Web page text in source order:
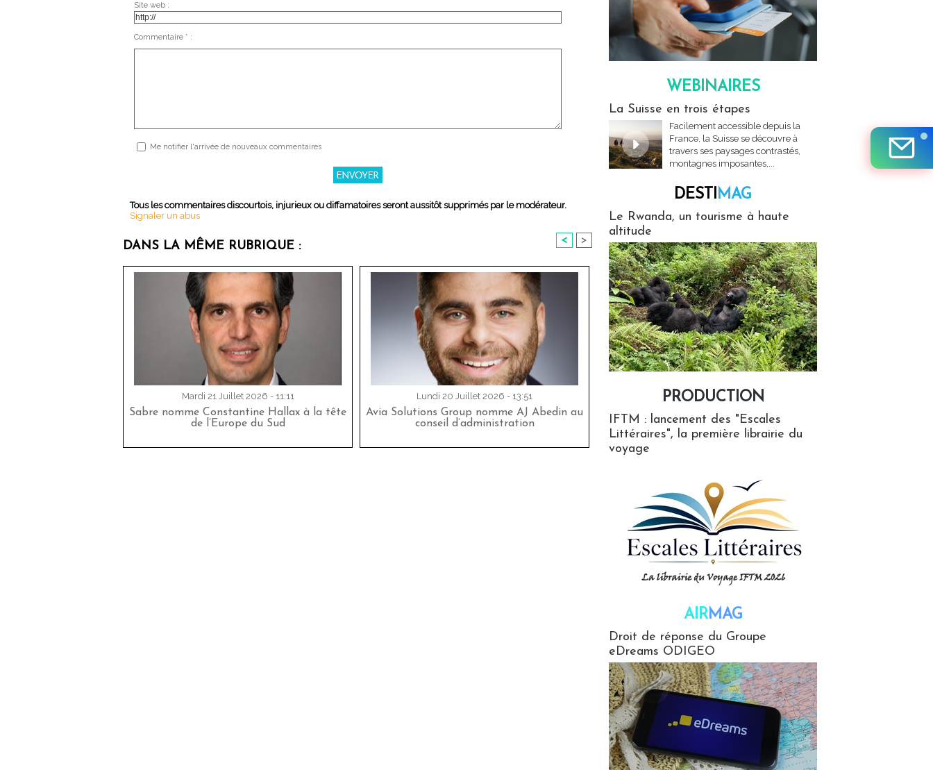
Site web :
Commentaire * :
Me notifier l'arrivée de nouveaux commentaires
Tous les commentaires discourtois, injurieux ou diffamatoires seront aussitôt supprimés par le modérateur.
Signaler un abus
DANS LA MÊME RUBRIQUE : < >
Mardi 21 Juillet 2026 - 11:11
Sabre nomme Constantine Hallax à la tête
de l’Europe du Sud
Lundi 20 Juillet 2026 - 13:51
Avia Solutions Group nomme AJ Abedin au
conseil d’administration
WEBINAIRES
La Suisse en trois étapes
Facilement accessible depuis la
France, la Suisse se découvre à
travers ses paysages contrastés,
montagnes imposantes,...
DESTIMAG
Le Rwanda, un tourisme à haute
altitude
PRODUCTION
IFTM : lancement des "Escales
Littéraires", la première librairie du
voyage
AIRMAG
Droit de réponse du Groupe
eDreams ODIGEO